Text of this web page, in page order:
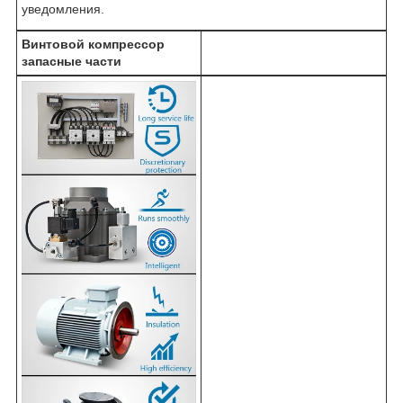
уведомления.
Винтовой компрессор
запасные части